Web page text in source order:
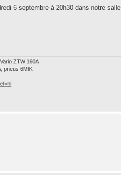
6 septembre à 20h30 dans notre salle
ZTW 160A
pneus 6MIK